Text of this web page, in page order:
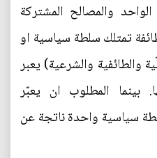
والمصالح المشتركة
تمتلك سلطة سياسية او
والطائفية والشرعية) يعبر
المطلوب ان يعبّر
سياسية واحدة ناتجة عن